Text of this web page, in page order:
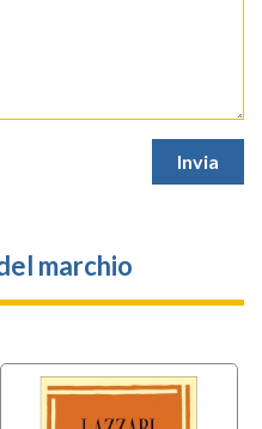
marchio